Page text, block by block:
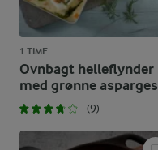
1 TIME
Ovnbagt helleflynder
med grønne asparges
(9)